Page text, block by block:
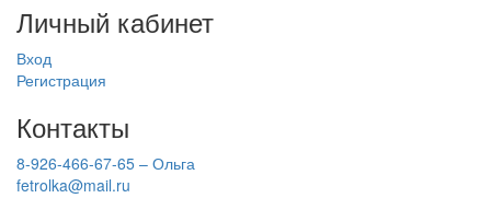
Личный кабинет
Вход
Регистрация
Контакты
8-926-466-67-65 – Ольга
fetrolka@mail.ru